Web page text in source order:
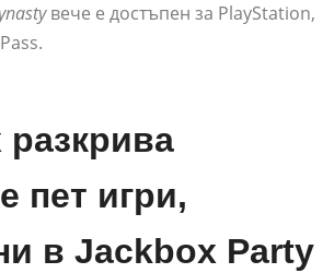
вече е достъпен за PlayStation,
пет игри,
в Jackbox Party